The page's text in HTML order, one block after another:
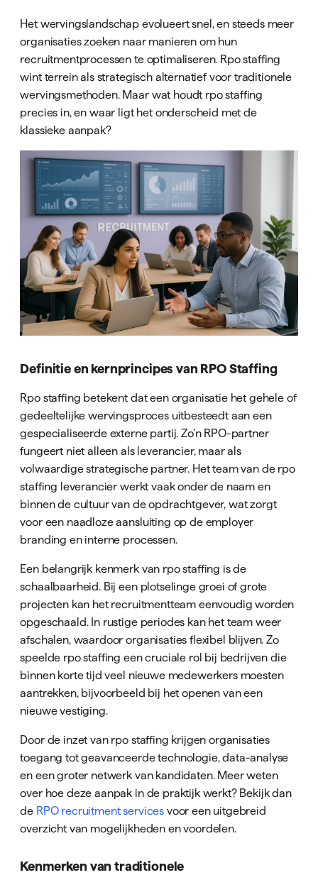
Het wervingslandschap evolueert snel, en steeds meer
organisaties zoeken naar manieren om hun
recruitmentprocessen te optimaliseren. Rpo staffing
wint terrein als strategisch alternatief voor traditionele
wervingsmethoden. Maar wat houdt rpo staffing
precies in, en waar ligt het onderscheid met de
klassieke aanpak?
Definitie en kernprincipes van RPO Staffing
Rpo staffing betekent dat een organisatie het gehele of
gedeeltelijke wervingsproces uitbesteedt aan een
gespecialiseerde externe partij. Zo’n RPO-partner
fungeert niet alleen als leverancier, maar als
volwaardige strategische partner. Het team van de rpo
staffing leverancier werkt vaak onder de naam en
binnen de cultuur van de opdrachtgever, wat zorgt
voor een naadloze aansluiting op de employer
branding en interne processen.
Een belangrijk kenmerk van rpo staffing is de
schaalbaarheid. Bij een plotselinge groei of grote
projecten kan het recruitmentteam eenvoudig worden
opgeschaald. In rustige periodes kan het team weer
afschalen, waardoor organisaties flexibel blijven. Zo
speelde rpo staffing een cruciale rol bij bedrijven die
binnen korte tijd veel nieuwe medewerkers moesten
aantrekken, bijvoorbeeld bij het openen van een
nieuwe vestiging.
Door de inzet van rpo staffing krijgen organisaties
toegang tot geavanceerde technologie, data-analyse
en een groter netwerk van kandidaten. Meer weten
over hoe deze aanpak in de praktijk werkt? Bekijk dan
de RPO recruitment services voor een uitgebreid
overzicht van mogelijkheden en voordelen.
Kenmerken van traditionele